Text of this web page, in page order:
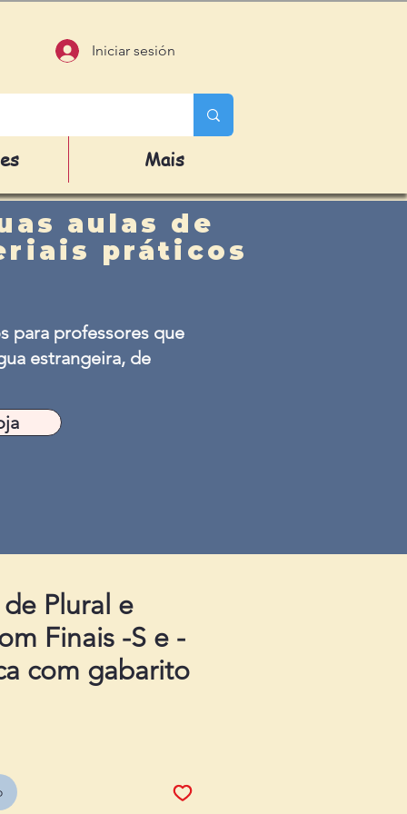
Iniciar sesión
Mais
aulas de
práticos
para professores que
estrangeira, de
Plural e
Finais -S e -
com gabarito